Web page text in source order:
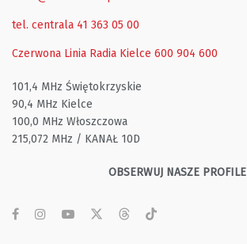
tel. centrala 41 363 05 00
Czerwona Linia Radia Kielce 600 904 600
101,4 MHz Świętokrzyskie
90,4 MHz Kielce
100,0 MHz Włoszczowa
215,072 MHz / KANAŁ 10D
OBSERWUJ NASZE PROFILE